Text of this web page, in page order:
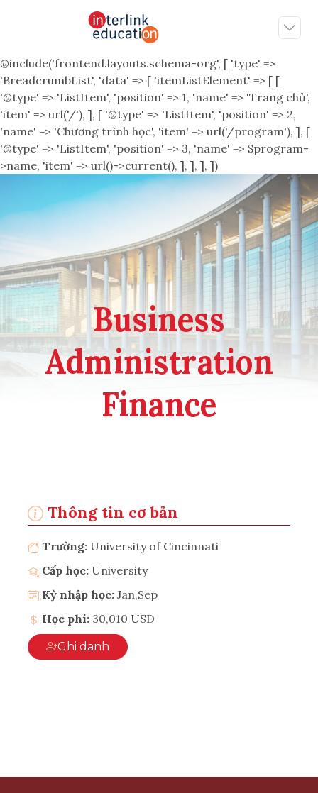
@include('frontend.layouts.schema-org', [ 'type' =>
'BreadcrumbList', 'data' => [ 'itemListElement' => [ [
'@type' => 'ListItem', 'position' => 1, 'name' => 'Trang chủ',
'item' => url('/'), ], [ '@type' => 'ListItem', 'position' => 2,
'name' => 'Chương trình học', 'item' => url('/program'), ], [
'@type' => 'ListItem', 'position' => 3, 'name' => $program-
>name, 'item' => url()->current(), ], ], ], ])
Business
Administration
Finance
Thông tin cơ bản
Trường: University of Cincinnati
Cấp học: University
Kỳ nhập học: Jan,Sep
Học phí: 30,010 USD
Ghi danh